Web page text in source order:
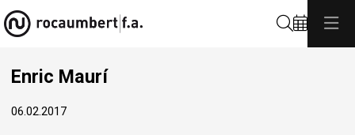
Enric Maurí
06.02.2017